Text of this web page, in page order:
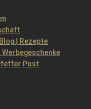
| Rezepte
Werbegeschenke
Post